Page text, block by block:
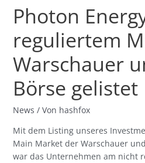
Photon
reguliertem
Warschauer
Börse gelistet
News / Von hashfox
Mit dem Listing unseres
Main Market der Warschauer
war das Unternehmen am nicht